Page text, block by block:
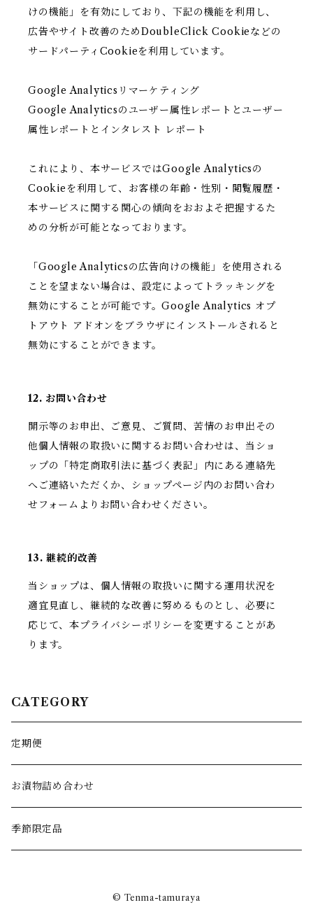
けの機能」を有効にしており、下記の機能を利用し、
広告やサイト改善のためDoubleClick Cookieなどの
サードパーティCookieを利用しています。
Google Analyticsリマーケティング
Google Analyticsのユーザー属性レポートとユーザー
属性レポートとインタレスト レポート
これにより、本サービスではGoogle Analyticsの
Cookieを利用して、お客様の年齢・性別・閲覧履歴・
本サービスに関する関心の傾向をおおよそ把握するた
めの分析が可能となっております。
「Google Analyticsの広告向けの機能」を使用される
ことを望まない場合は、設定によってトラッキングを
無効にすることが可能です。Google Analytics オプ
トアウト アドオンをブラウザにインストールされると
無効にすることができます。
12. お問い合わせ
開示等のお申出、ご意見、ご質問、苦情のお申出その
他個人情報の取扱いに関するお問い合わせは、当ショ
ップの「特定商取引法に基づく表記」内にある連絡先
へご連絡いただくか、ショップページ内のお問い合わ
せフォームよりお問い合わせください。
13. 継続的改善
当ショップは、個人情報の取扱いに関する運用状況を
適宜見直し、継続的な改善に努めるものとし、必要に
応じて、本プライバシーポリシーを変更することがあ
ります。
CATEGORY
定期便
お漬物詰め合わせ
季節限定品
© Tenma-tamuraya